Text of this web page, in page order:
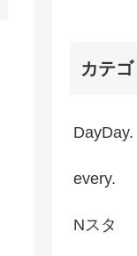
カテ
DayDay.
every.
Nスタ